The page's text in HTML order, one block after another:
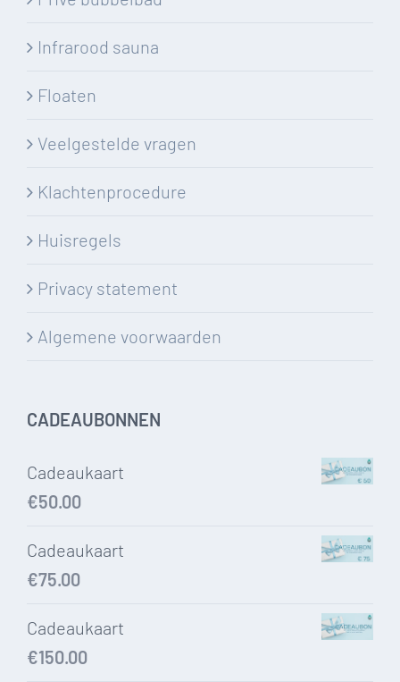
Infrarood sauna
Floaten
Veelgestelde vragen
Klachtenprocedure
Huisregels
Privacy statement
Algemene voorwaarden
CADEAUBONNEN
Cadeaukaart
€50.00
Cadeaukaart
€75.00
Cadeaukaart
€150.00